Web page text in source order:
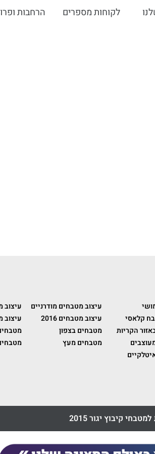
לקוחות מספרים הרחבות
עיצוב מטבחים מודרניים עיצוב
קלאסי
עיצוב מטבחים 2016 עיצוב
הקריות
מטבחים בצפון
מטבחים מעץ
קיבוץ יגור 2015